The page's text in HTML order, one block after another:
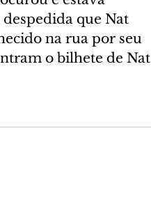
que Nat
na rua por seu
o bilhete de Nat